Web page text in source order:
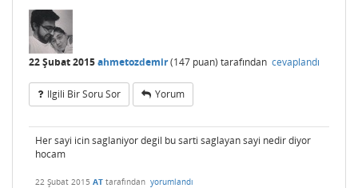
22 Şubat 2015ahmetozdemir(147 puan) tarafından cevaplandı
Ilgili Bir Soru Sor Yorum
Her sayi icin saglaniyor degil bu sarti saglayan sayi nedir diyor
hocam
22 Şubat 2015 AT tarafından yorumlandı